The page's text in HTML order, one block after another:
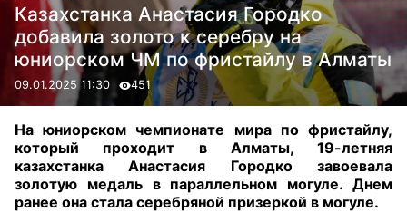
Казахстанка Анастасия Городко
добавила золото к серебру на
юниорском ЧМ по фристайлу в Алматы
09.01.2025 11:30 451
На юниорском чемпионате мира по фристайлу,
который проходит в Алматы, 19-летняя
казахстанка Анастасия Городко завоевала
золотую медаль в параллельном могуле. Днем
ранее она стала серебряной призеркой в могуле.